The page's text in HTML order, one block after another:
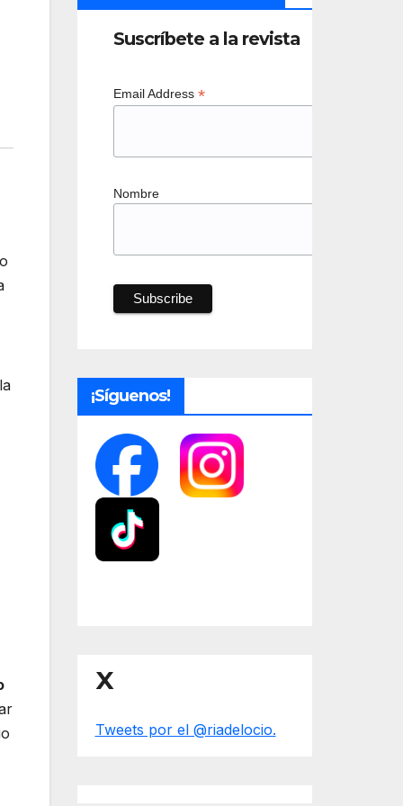
Suscríbete a la revista
Email Address *
Nombre
¡Síguenos!
X
Tweets por el @riadelocio.